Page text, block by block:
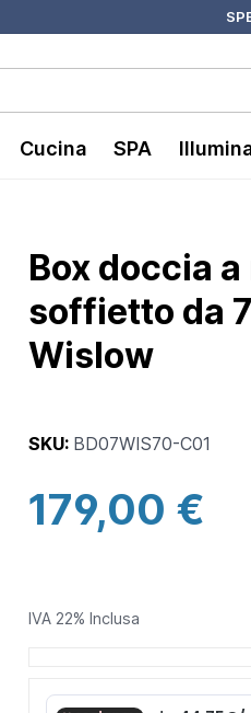
Cucina SPA
Box doccia
soffietto da
Wislow
SKU: BD07WIS70-C01
179,00 €
IVA 22% Inclusa